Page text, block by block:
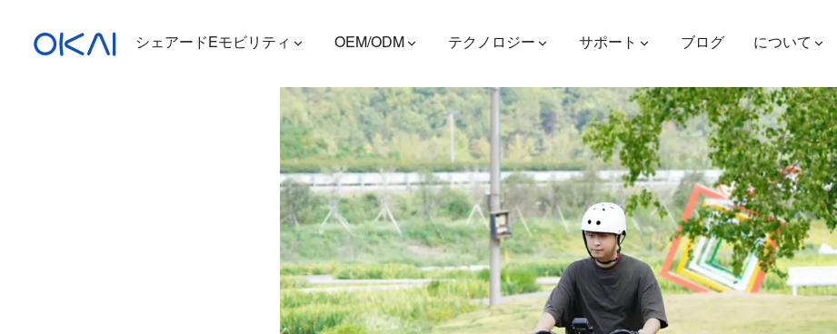
シェアードEモビリティ OEM/ODM テクノロジー サポート ブログ について
ES400A ES400AV2 ES410 ES600P